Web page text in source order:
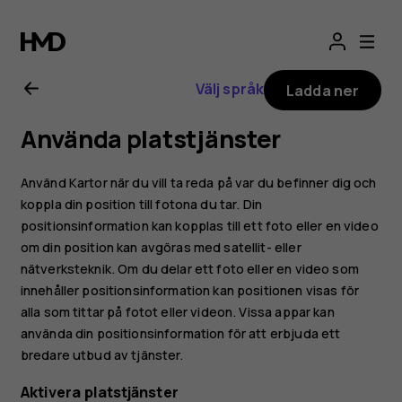
för
Nokia
2.1
Välj språk Ladda ner
Använda platstjänster
Använd Kartor när du vill ta reda på var du befinner dig och
koppla din position till fotona du tar. Din
positionsinformation kan kopplas till ett foto eller en video
om din position kan avgöras med satellit- eller
nätverksteknik. Om du delar ett foto eller en video som
innehåller positionsinformation kan positionen visas för
alla som tittar på fotot eller videon. Vissa appar kan
använda din positionsinformation för att erbjuda ett
bredare utbud av tjänster.
Aktivera platstjänster